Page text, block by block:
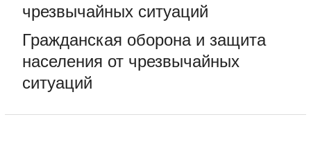
чрезвычайных ситуаций
Гражданская оборона и защита
населения от чрезвычайных
ситуаций